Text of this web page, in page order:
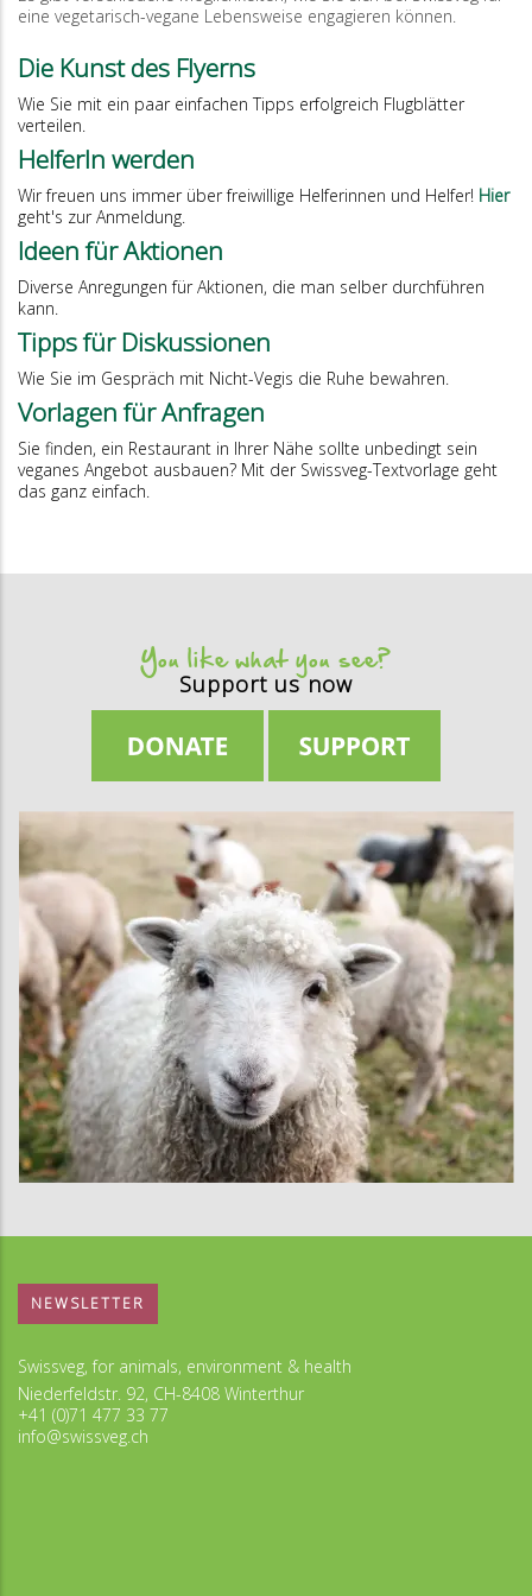
eine vegetarisch-vegane Lebensweise engagieren können.
Die Kunst des Flyerns
Wie Sie mit ein paar einfachen Tipps erfolgreich Flugblätter
verteilen.
HelferIn werden
Wir freuen uns immer über freiwillige Helferinnen und Helfer! Hier
geht's zur Anmeldung.
Ideen für Aktionen
Diverse Anregungen für Aktionen, die man selber durchführen
kann.
Tipps für Diskussionen
Wie Sie im Gespräch mit Nicht-Vegis die Ruhe bewahren.
Vorlagen für Anfragen
Sie finden, ein Restaurant in Ihrer Nähe sollte unbedingt sein
veganes Angebot ausbauen? Mit der Swissveg-Textvorlage geht
das ganz einfach.
You like what you see?
Support us now
NEWSLETTER
Swissveg, for animals, environment & health
Niederfeldstr. 92, CH-8408 Winterthur
+41 (0)71 477 33 77
info@swissveg.ch